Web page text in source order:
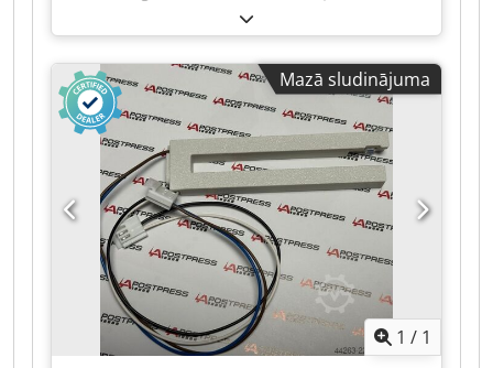
10 500 mm Vadība: CYBELEC CNC 7000 ar grafiku
Galda platums: 1 000 mm Attālums starp galdu
un preses sijām min./maks.: 1 800 mm Vadāmās
ass: Y1; Y2; X1; X2 Dsdpfx Asztpnzeqijwa Vadība
atjaunota 2012. gadā Kopējā jaudas
nepieciešamība: 75 kW Mašīnas svars aptuveni
min.: 465 t Telpas nepieciešamība aptuveni: 14
600 x 4 200 x 7 200 mm Papildu informācija -
Attālums no galda līdz preses sijām: 1 800 mm
Mazā sludinājuma
1 / 1